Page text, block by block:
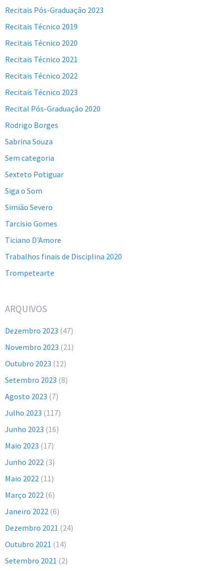
Recitais Pós-Graduação 2023
Recitais Técnico 2019
Recitais Técnico 2020
Recitais Técnico 2021
Recitais Técnico 2022
Recitais Técnico 2023
Recital Pós-Graduação 2020
Rodrigo Borges
Sabrina Souza
Sem categoria
Sexteto Potiguar
Siga o Som
Simião Severo
Tarcisio Gomes
Ticiano D'Amore
Trabalhos finais de Disciplina 2020
Trompetearte
ARQUIVOS
Dezembro 2023 (47)
Novembro 2023 (21)
Outubro 2023 (12)
Setembro 2023 (8)
Agosto 2023 (7)
Julho 2023 (117)
Junho 2023 (16)
Maio 2023 (17)
Junho 2022 (3)
Maio 2022 (11)
Março 2022 (6)
Janeiro 2022 (6)
Dezembro 2021 (24)
Outubro 2021 (14)
Setembro 2021 (2)